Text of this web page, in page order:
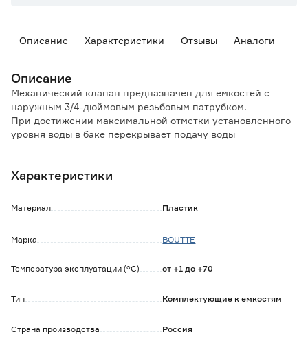
Описание Характеристики Отзывы Аналоги
Описание
Механический клапан предназначен для емкостей с
наружным 3/4-дюймовым резьбовым патрубком.
При достижении максимальной отметки установленного
уровня воды в баке перекрывает подачу воды
Обратите внимание:
Характеристики
Материал Пластик
Марка BOUTTE
Температура эксплуатации (°C) от +1 до +70
Тип Комплектующие к емкостям
Страна производства Россия